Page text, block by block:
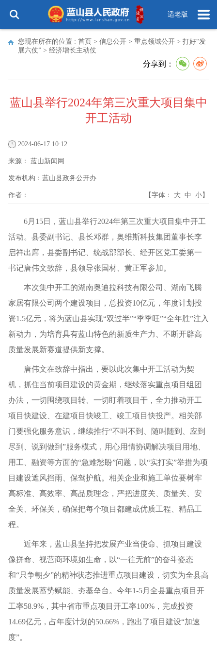
适老版
您现在所在的位置 : 首页 > 信息公开 > 重点领域公开 > 打好“发
展六仗” > 经济增长主动仗
分享到：
蓝山县举行2024年第三次重大项目集中
开工活动
2024-06-17 10:12
来源： 蓝山新闻网
发布机构： 蓝山县政务公开办
作者： 【字体： 大 中 小】
6月15日，蓝山县举行2024年第三次重大项目集中开工
活动。县委副书记、县长邓群，奥维斯科技集团董事长李
启祥出席，县委副书记、统战部部长、经开区党工委第一
书记唐伟文致辞，县领导张国材、黄正军参加。
本次集中开工的湖南奥迪拉科技有限公司、湖南飞腾
家居有限公司两个建设项目，总投资10亿元，年度计划投
资1.5亿元，将为蓝山县实现“双过半”“季季旺”“全年胜”注入
新动力，为培育具有蓝山特色的新质生产力、不断开辟高
质量发展新赛道提供新支撑。
唐伟文在致辞中指出，要以此次集中开工活动为契
机，抓住当前项目建设的黄金期，继续落实重点项目组团
办法，一切围绕项目转、一切盯着项目干，全力推动开工
项目快建设、在建项目快竣工、竣工项目快投产。相关部
门要强化服务意识，继续推行“不叫不到、随叫随到、应到
尽到、说到做到”服务模式，用心用情协调解决项目用地、
用工、融资等方面的“急难愁盼”问题，以“实打实”举措为项
目建设遮风挡雨、保驾护航。相关企业和施工单位要树牢
高标准、高效率、高品质理念，严把进度关、质量关、安
全关、环保关，确保把每个项目都建成优质工程、精品工
程。
近年来，蓝山县坚持把发展产业当使命、抓项目建设
像拼命、视营商环境如生命，以“一往无前”的奋斗姿态
和“只争朝夕”的精神状态推进重点项目建设，切实为全县高
质量发展蓄势赋能、夯基垒台。今年1-5月全县重点项目开
工率58.9%，其中省市重点项目开工率100%，完成投资
14.69亿元，占年度计划的50.66%，跑出了项目建设“加速
度”。